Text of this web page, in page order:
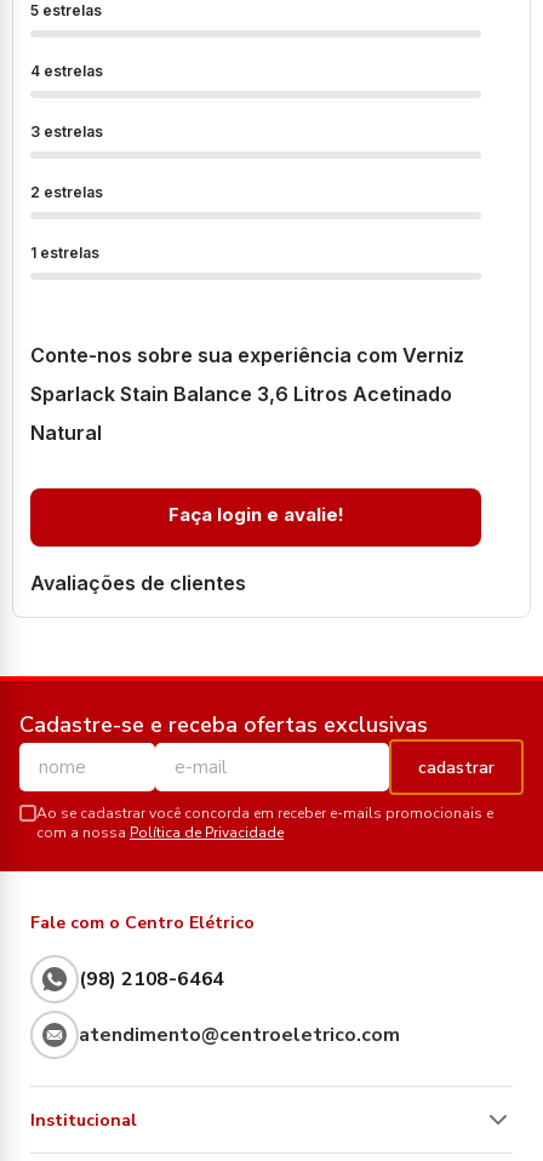
5 estrelas
4 estrelas
3 estrelas
2 estrelas
1 estrelas
Conte-nos sobre sua experiência com Verniz
Sparlack Stain Balance 3,6 Litros Acetinado
Natural
Faça login e avalie!
Avaliações de clientes
Cadastre-se e receba ofertas exclusivas
cadastrar
Ao se cadastrar você concorda em receber e-mails promocionais e
com a nossa Política de Privacidade
Fale com o Centro Elétrico
(98) 2108-6464
atendimento@centroeletrico.com
Institucional